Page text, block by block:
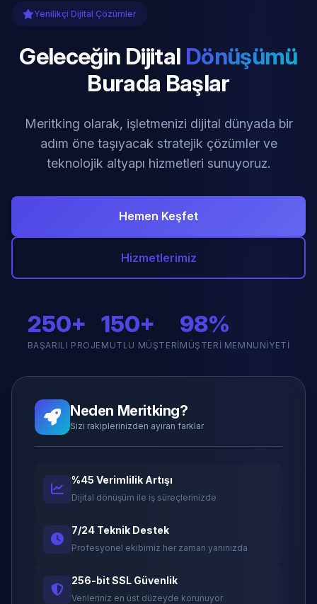
Yenilikçi Dijital Çözümler
Geleceğin Dijital Dönüşümü
Burada Başlar
Meritking olarak, işletmenizi dijital dünyada bir
adım öne taşıyacak stratejik çözümler ve
teknolojik altyapı hizmetleri sunuyoruz.
Hemen Keşfet
Hizmetlerimiz
250+
BAŞARILI PROJE
150+
MUTLU MÜŞTERI
98%
MÜŞTERI MEMNUNIYETI
Neden Meritking?
Sizi rakiplerinizden ayıran farklar
%45 Verimlilik Artışı
Dijital dönüşüm ile iş süreçlerinizde
7/24 Teknik Destek
Profesyonel ekibimiz her zaman yanınızda
256-bit SSL Güvenlik
Verileriniz en üst düzeyde korunuyor